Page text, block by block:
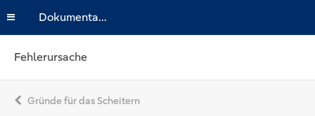
Dokumentation
Fehlerursache
Gründe für das Scheitern